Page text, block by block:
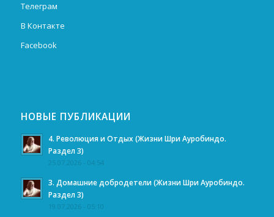
Телеграм
В Контакте
Facebook
НОВЫЕ ПУБЛИКАЦИИ
4. Революция и Отдых (Жизни Шри Ауробиндо.
Раздел 3)
25.07.2026 - 04:54
3. Домашние добродетели (Жизни Шри Ауробиндо.
Раздел 3)
19.07.2026 - 05:10